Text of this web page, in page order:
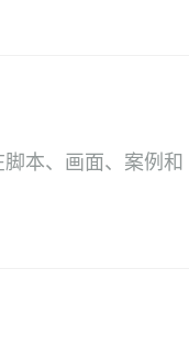
本、画面、案例和